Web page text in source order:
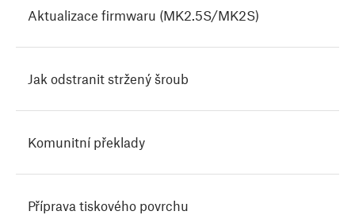
Aktualizace firmwaru (MK2.5S/MK2S)
Jak odstranit stržený šroub
Komunitní překlady
Příprava tiskového povrchu